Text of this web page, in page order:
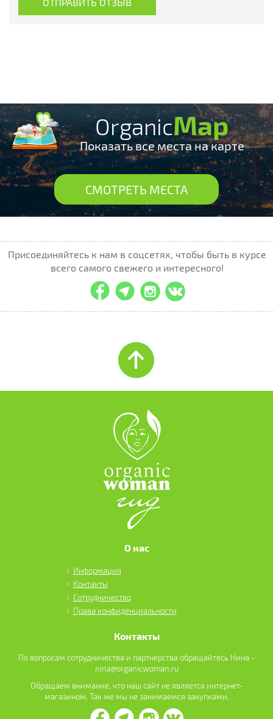
OrganicMap
Показать все места на карте
СМОТРЕТЬ МЕСТА
Присоединяйтесь к нам в соцсетях, чтобы быть в курсе
всего самого свежего и интересного!
О нас
Информация
Контакты
Сотрудничество
Права конфиденциальности
Контакты
По вопросам сотрудничества и партнерства обращайтесь Нина -
nina@organicwoman.ru
Обращаем внимание, что наш сайт не является интернет-
магазином. Так же мы не занимаемся закупками.